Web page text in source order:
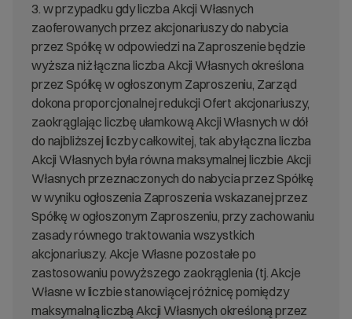
3. w przypadku gdy liczba Akcji Własnych
zaoferowanych przez akcjonariuszy do nabycia
przez Spółkę w odpowiedzi na Zaproszenie będzie
wyższa niż łączna liczba Akcji Własnych określona
przez Spółkę w ogłoszonym Zaproszeniu, Zarząd
dokona proporcjonalnej redukcji Ofert akcjonariuszy,
zaokrąglając liczbę ułamkową Akcji Własnych w dół
do najbliższej liczby całkowitej, tak aby łączna liczba
Akcji Własnych była równa maksymalnej liczbie Akcji
Własnych przeznaczonych do nabycia przez Spółkę
w wyniku ogłoszenia Zaproszenia wskazanej przez
Spółkę w ogłoszonym Zaproszeniu, przy zachowaniu
zasady równego traktowania wszystkich
akcjonariuszy. Akcje Własne pozostałe po
zastosowaniu powyższego zaokrąglenia (tj. Akcje
Własne w liczbie stanowiącej różnicę pomiędzy
maksymalną liczbą Akcji Własnych określoną przez